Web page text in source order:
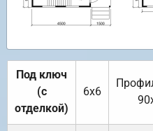
Под ключ
(с
отделкой)
6х6